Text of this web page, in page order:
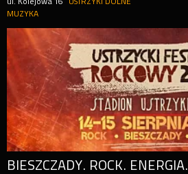
MUZYKA
BIESZCZADY. ROCK. ENERGIA.